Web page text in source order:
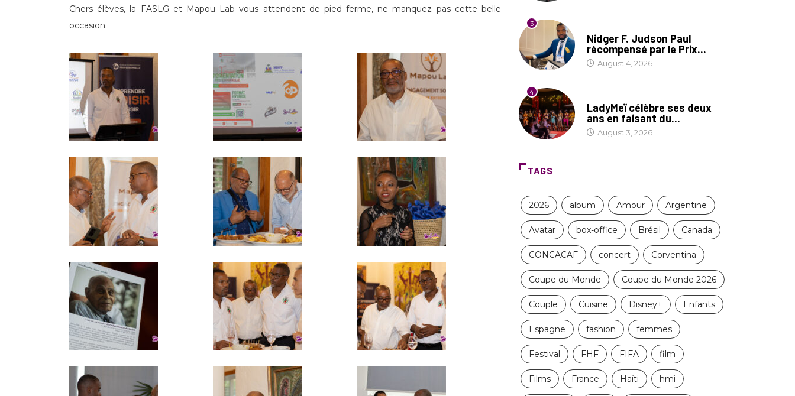
Chers élèves, la FASLG et Mapou Lab vous attendent de pied ferme, ne manquez pas cette belle
occasion.
3
Nidger F. Judson Paul
récompensé par le Prix...
August 4, 2026
4
LadyMeï célèbre ses deux
ans en faisant du...
August 3, 2026
TAGS
2026 album Amour Argentine
Avatar box-office Brésil Canada
CONCACAF concert Corventina
Coupe du Monde Coupe du Monde 2026
Couple Cuisine Disney+ Enfants
Espagne fashion femmes
Festival FHF FIFA film
Films France Haïti hmi